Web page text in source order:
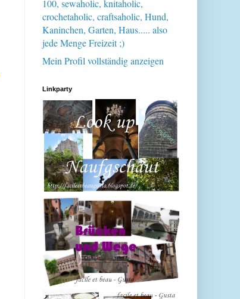
100, sewaholic, knitaholic,
crochetaholic, craftsaholic, Hund,
Kaninchen, Garten, Haus..... also
jede Menge Freizeit ;)
Mein Profil vollständig anzeigen
Linkparty